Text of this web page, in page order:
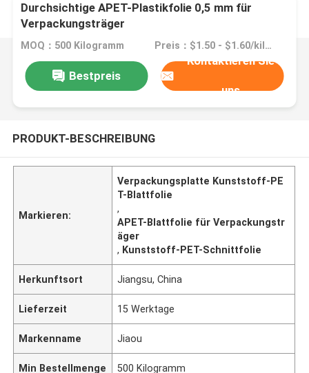
Durchsichtige APET-Plastikfolie 0,5 mm für
Verpackungsträger
MOQ：500 Kilogramm Preis：$1.50 - $1.60/kilograms
Bestpreis
Kontaktieren Sie
uns
PRODUKT-BESCHREIBUNG
Markieren:
Verpackungsplatte Kunststoff-PE
T-Blattfolie
,
APET-Blattfolie für Verpackungstr
äger
, Kunststoff-PET-Schnittfolie
Herkunftsort Jiangsu, China
Lieferzeit 15 Werktage
Markenname Jiaou
Min Bestellmenge 500 Kilogramm